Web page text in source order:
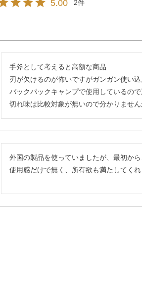
5.00 2
手斧として考えると高額な商品
刃が欠けるのが怖いですがガンガン使い
バックパックキャンプで使用しているの
切れ味は比較対象が無いので分かりませ
外国の製品を使っていましたが、最初から
使用感だけで無く、所有欲も満たしてくれ